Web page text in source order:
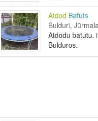
Atdod Batuts
Bulduri,
Atdodu batutu.
Bulduros.